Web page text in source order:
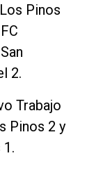
Pinos
2.
Trabajo
Pinos 2 y